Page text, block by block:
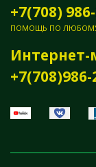
+7(708)
ПОМОЩЬ ПО ЛЮБОМУ
Интернет-
+7(708)986-